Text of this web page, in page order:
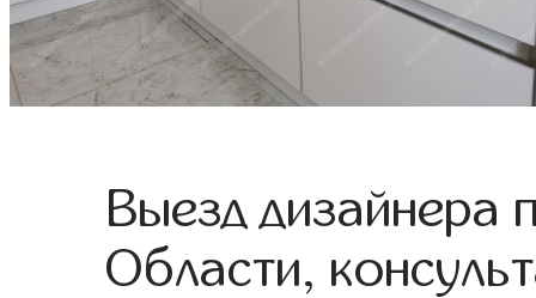
Выезд дизайнера
Области,